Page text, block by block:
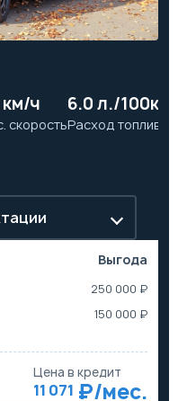
км/ч
скорость
6.0 л./100км
Расход топлива
Выгода
250 000 ₽
150 000 ₽
Цена в кредит
11 071